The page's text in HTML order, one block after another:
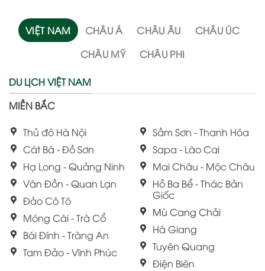
VIỆT NAM CHÂU Á CHÂU ÂU
CHÂU ÚC
CHÂU MỸ
CHÂU PHI
DU LỊCH VIỆT NAM
MIỀN BẮC
Thủ đô Hà Nội
Cát Bà - Đồ Sơn
Hạ Long - Quảng Ninh
Vân Đồn - Quan Lạn
Đảo Cô Tô
Móng Cái - Trà Cổ
Bái Đính - Tràng An
Tam Đảo - Vĩnh Phúc
Sầm Sơn - Thanh Hóa
Sapa - Lào Cai
Mai Châu - Mộc Châu
Hồ Ba Bể - Thác Bản
Giốc
Mù Cang Chải
Hà Giang
Tuyên Quang
Điện Biên